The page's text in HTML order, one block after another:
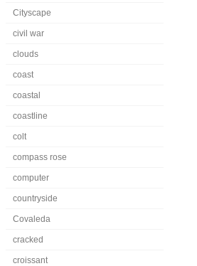
Cityscape
civil war
clouds
coast
coastal
coastline
colt
compass rose
computer
countryside
Covaleda
cracked
croissant